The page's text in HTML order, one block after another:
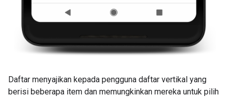
Daftar menyajikan kepada pengguna daftar vertikal yang
berisi beberapa item dan memungkinkan mereka untuk pilih